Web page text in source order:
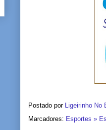
Postado por Ligeirinho No
Marcadores: Esportes »